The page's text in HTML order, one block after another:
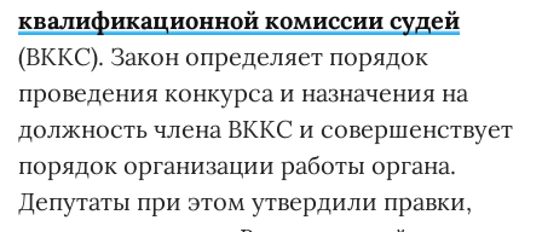
квалификационной комиссии судей
(ВККС). Закон определяет порядок
проведения конкурса и назначения на
должность члена ВККС и совершенствует
порядок организации работы органа.
Депутаты при этом утвердили правки,